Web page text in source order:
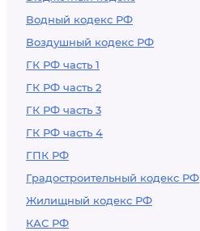
Водный кодекс РФ
Воздушный кодекс РФ
ГК РФ часть 1
ГК РФ часть 2
ГК РФ часть 3
ГК РФ часть 4
ГПК РФ
Градостроительный кодекс РФ
Жилищный кодекс РФ
КАС РФ